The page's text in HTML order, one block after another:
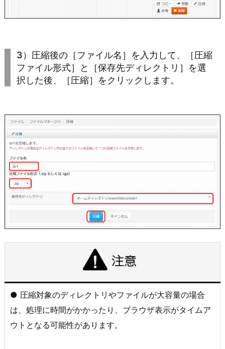
3）圧縮後の［ファイル名］を入力して、［圧縮
ファイル形式］と［保存先ディレクトリ］を選
択した後、［圧縮］をクリックします。
● 圧縮対象のディレクトリやファイルが大容量の場合
は、処理に時間がかかったり、ブラウザ表示がタイムア
ウトとなる可能性があります。